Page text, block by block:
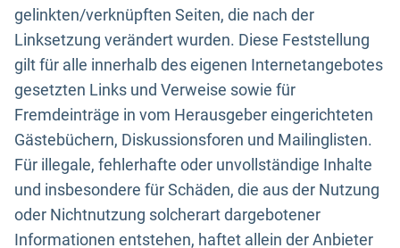
gelinkten/verknüpften Seiten, die nach der
Linksetzung verändert wurden. Diese Feststellung
gilt für alle innerhalb des eigenen Internetangebotes
gesetzten Links und Verweise sowie für
Fremdeinträge in vom Herausgeber eingerichteten
Gästebüchern, Diskussionsforen und Mailinglisten.
Für illegale, fehlerhafte oder unvollständige Inhalte
und insbesondere für Schäden, die aus der Nutzung
oder Nichtnutzung solcherart dargebotener
Informationen entstehen, haftet allein der Anbieter